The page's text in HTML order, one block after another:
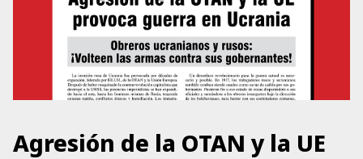
Agresión de la OTAN y la UE